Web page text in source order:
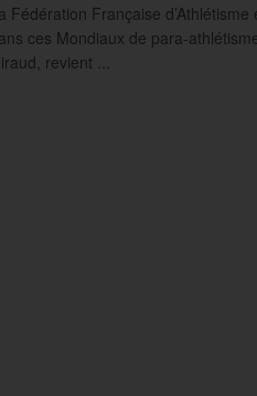
Fédération Française
ces Mondiaux de para-
revient ...